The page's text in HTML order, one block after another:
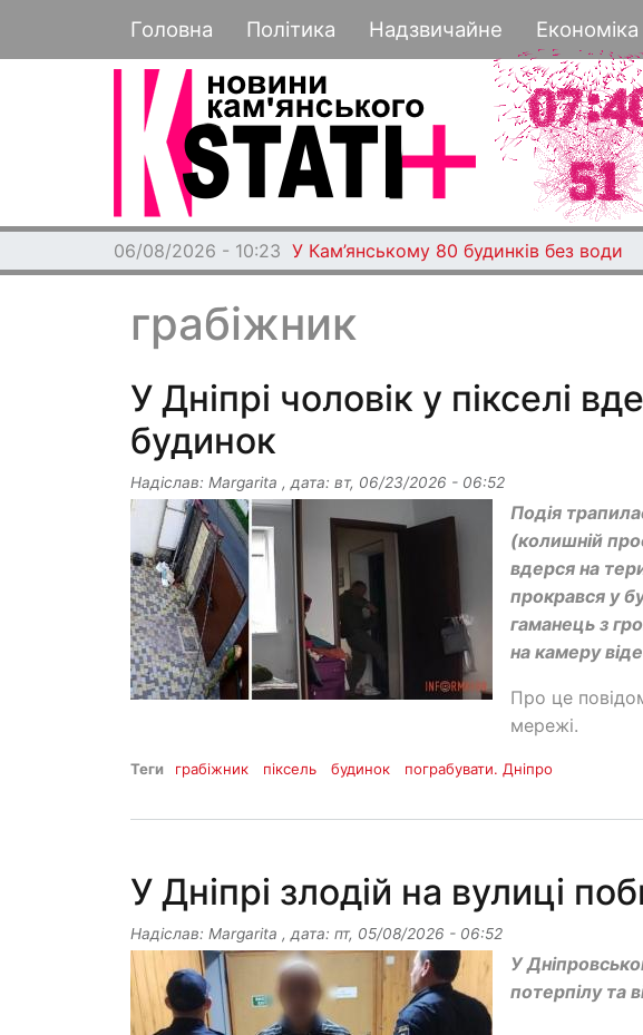
Основная навигация
Головна Політика Надзвичайне Економіка
06/08/2026 - 10:23 У Кам’янському 80 будинків без води
грабіжник
У Дніпрі чоловік у пікселі
будинок
Надіслав: Margarita , дата: вт, 06/23/2026 - 06:52
Подія
(колишній
вдерся на
прокрався у
гаманець з
на камеру
Про це
мережі.
Теги грабіжник піксель будинок пограбувати. Дніпро
У Дніпрі злодій на вулиці
Надіслав: Margarita , дата: пт, 05/08/2026 - 06:52
У
потерпілу та